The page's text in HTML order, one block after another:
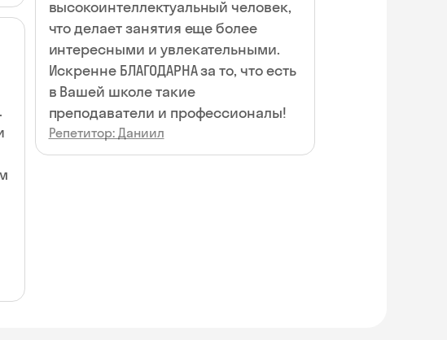
высокоинтеллектуальный человек,
что делает занятия еще более
интересными и увлекательными.
Искренне БЛАГОДАРНА за то, что есть
в Вашей школе такие
преподаватели и профессионалы!
Репетитор: Даниил